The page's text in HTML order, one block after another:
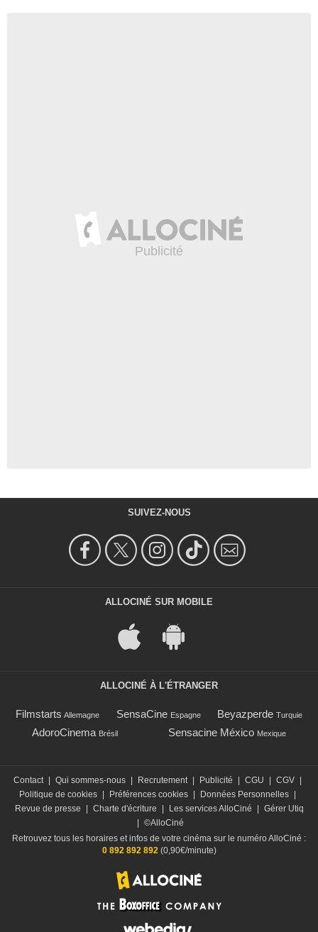
SUIVEZ-NOUS
ALLOCINÉ SUR MOBILE
ALLOCINÉ À L'ÉTRANGER
Filmstarts Allemagne SensaCine Espagne Beyazperde Turquie
AdoroCinema Brésil Sensacine México Mexique
Contact Qui sommes-nous Recrutement Publicité CGU CGV
Politique de cookies
Préférences cookies Données Personnelles
Revue de presse
Charte d'écriture Les services AlloCiné
Gérer Utiq
©AlloCiné
Retrouvez tous les horaires et infos de votre cinéma sur le numéro AlloCiné :
0 892 892 892(0,90€/minute)